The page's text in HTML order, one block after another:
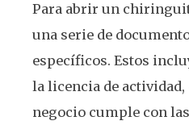
Para abrir un
una serie de
específicos. Estos
la licencia de
negocio cumple con